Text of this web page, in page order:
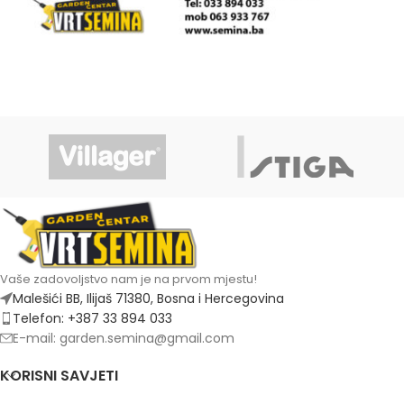
Vaše zadovoljstvo nam je na prvom mjestu!
Malešići BB, Ilijaš 71380, Bosna i Hercegovina
Telefon: +387 33 894 033
E-mail: garden.semina@gmail.com
KORISNI SAVJETI